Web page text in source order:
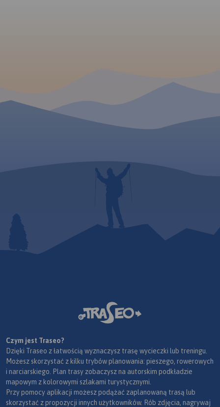
Czym jest Traseo?
Dzięki Traseo z łatwością wyznaczysz trasę wycieczki lub treningu.
Możesz skorzystać z kilku trybów planowania: pieszego, rowerowych
i narciarskiego. Plan trasy zobaczysz na autorskim podkładzie
mapowym z kolorowymi szlakami turystycznymi.
Przy pomocy aplikacji możesz podążać zaplanowaną trasą lub
skorzystać z propozycji innych użytkowników. Rób zdjęcia, nagrywaj